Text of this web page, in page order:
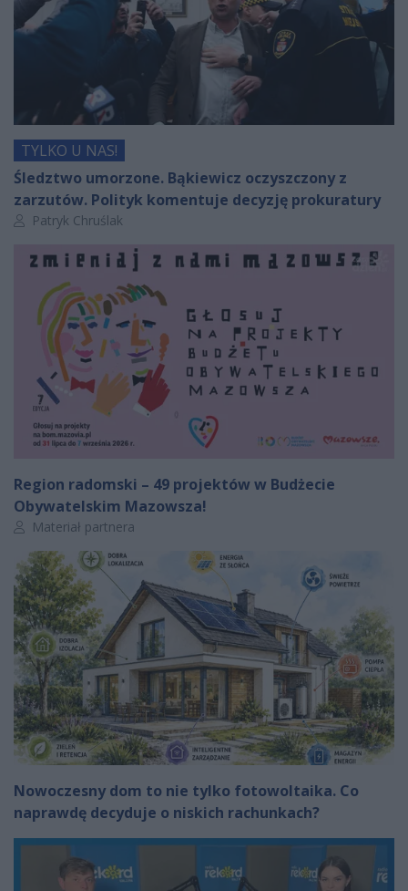
TYLKO U NAS!
Śledztwo umorzone. Bąkiewicz oczyszczony z
zarzutów. Polityk komentuje decyzję prokuratury
Autor artykułu:
Patryk Chruślak
Region radomski – 49 projektów w Budżecie
Obywatelskim Mazowsza!
Autor artykułu:
Materiał partnera
Nowoczesny dom to nie tylko fotowoltaika. Co
naprawdę decyduje o niskich rachunkach?